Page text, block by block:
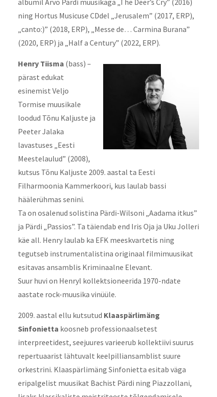
ning Hortus Musicuse CDdel „Jerusalem” (2017, ERP),
„canto:)” (2018, ERP), „Messe de… Carmina Burana”
(2020, ERP) ja „Half a Century” (2022, ERP).
Henry Tiisma (bass) –
pärast edukat
esinemist Veljo
Tormise muusikale
loodud Tõnu Kaljuste ja
Peeter Jalaka
lavastuses „Eesti
Meestelaulud” (2008),
kutsus Tõnu Kaljuste 2009. aastal ta Eesti
Filharmoonia Kammerkoori, kus laulab bassi
häälerühmas senini.
Ta on osalenud solistina Pärdi-Wilsoni „Aadama itkus”
ja Pärdi „Passios”. Ta täiendab end Iris Oja ja Uku Jolleri
käe all. Henry laulab ka EFK meeskvartetis ning
tegutseb instrumentalistina originaal filmimuusikat
esitavas ansamblis Kriminaalne Elevant.
Suur huvi on Henryl kollektsioneerida 1970-ndate
aastate rock-muusika vinüüle.
2009. aastal ellu kutsutud Klaaspärlimäng
Sinfonietta koosneb professionaalsetest
interpreetidest, seejuures varieerub kollektiivi suurus
repertuaarist lähtuvalt keelpilliansamblist suure
orkestrini. Klaaspärlimäng Sinfonietta esitab väga
eripalgelist muusikat Bachist Pärdi ning Piazzollani,